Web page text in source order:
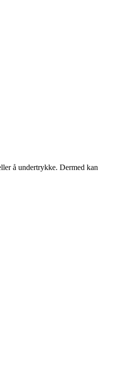
å undertrykke. Dermed kan